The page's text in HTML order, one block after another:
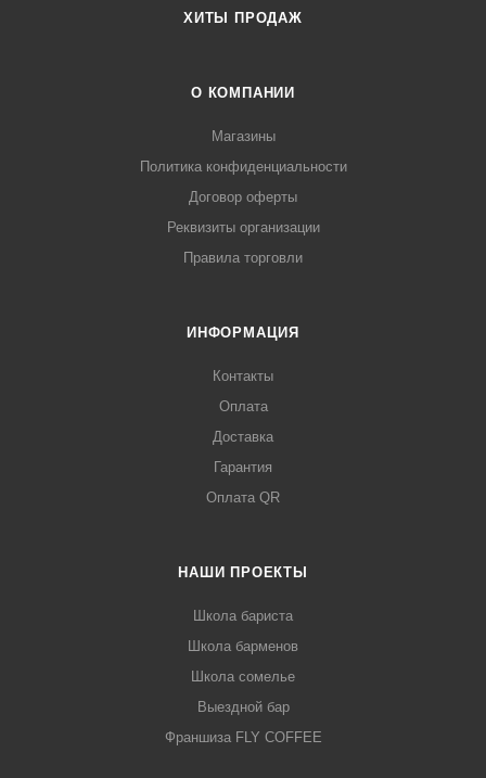
ХИТЫ ПРОДАЖ
О КОМПАНИИ
Магазины
Политика конфиденциальности
Договор оферты
Реквизиты организации
Правила торговли
ИНФОРМАЦИЯ
Контакты
Оплата
Доставка
Гарантия
Оплата QR
НАШИ ПРОЕКТЫ
Школа бариста
Школа барменов
Школа сомелье
Выездной бар
Франшиза FLY COFFEE